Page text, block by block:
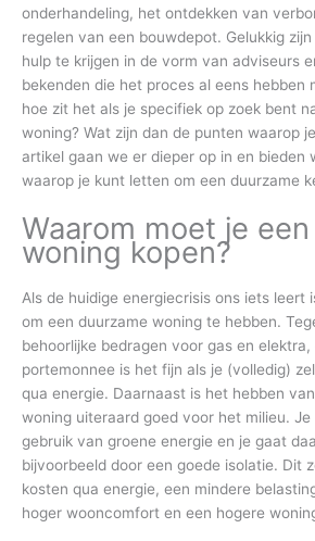
onderhandeling, het ontdekken van
regelen van een bouwdepot. Gelukkig
hulp te krijgen in de vorm van adviseurs
bekenden die het proces al eens hebben
hoe zit het als je specifiek op zoek bent
woning? Wat zijn dan de punten waarop
artikel gaan we er dieper op in en bieden
waarop je kunt letten om een duurzame
Waarom moet je
woning kopen?
Als de huidige energiecrisis ons iets leert
om een duurzame woning te hebben.
behoorlijke bedragen voor gas en
portemonnee is het fijn als je (volledig)
qua energie. Daarnaast is het hebben
woning uiteraard goed voor het milieu. Je
gebruik van groene energie en je gaat
bijvoorbeeld door een goede isolatie. Dit
kosten qua energie, een mindere
hoger wooncomfort en een hogere